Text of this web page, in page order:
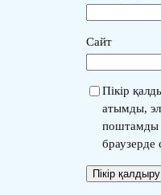
Сайт
Пікір
атымды,
поштамды
браузерде